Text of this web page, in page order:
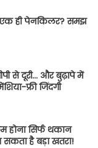
एक ही पेनकिलर? समझ
से दूरी… और बुढ़ापे में
फ्री जिंदगी
होना सिर्फ थकान
है बड़ा खतरा!